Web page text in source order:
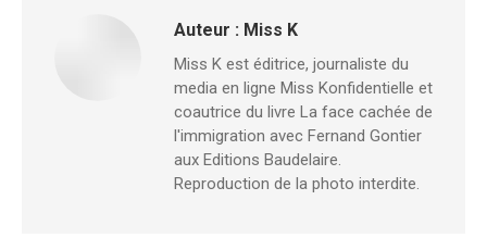
Auteur : Miss K
Miss K est éditrice, journaliste du
media en ligne Miss Konfidentielle et
coautrice du livre La face cachée de
l'immigration avec Fernand Gontier
aux Editions Baudelaire.
Reproduction de la photo interdite.